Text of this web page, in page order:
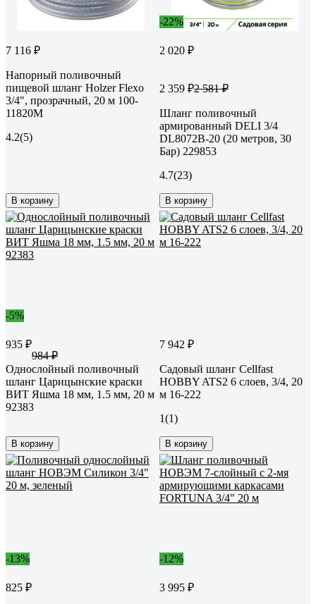
7 116 ₽
Напорный поливочный
пищевой шланг Holzer Flexo
3/4", прозрачный, 20 м 100-
11820M
4.2(5)
В корзину
-22%
2 020 ₽
2 359 ₽2 581 ₽
Шланг поливочный
армированный DELI 3/4
DL8072B-20 (20 метров, 30
Бар) 229853
4.7(23)
В корзину
-5%
935 ₽
984 ₽
Однослойный поливочный
шланг Царицынские краски
ВИТ Яшма 18 мм, 1.5 мм, 20 м
92383
В корзину
7 942 ₽
Садовый шланг Cellfast
HOBBY ATS2 6 слоев, 3/4, 20
м 16-222
1(1)
В корзину
-13%
825 ₽
-12%
3 995 ₽